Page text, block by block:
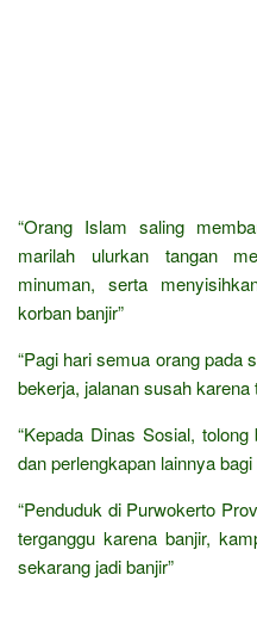
“Orang Islam saling
marilah ulurkan tangan
minuman, serta
korban banjir”
“Pagi hari semua orang pada
bekerja, jalanan susah karena
“Kepada Dinas Sosial,
dan perlengkapan lainnya bagi
“Penduduk di Purwokerto
terganggu karena banjir,
sekarang jadi banjir”